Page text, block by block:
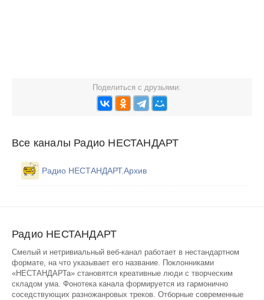
Поделиться с друзьями:
Все каналы Радио НЕСТАНДАРТ
Радио НЕСТАНДАРТ.Архив
Радио НЕСТАНДАРТ
Смелый и нетривиальный веб-канал работает в нестандартном
формате, на что указывает его название. Поклонниками
«НЕСТАНДАРТа» становятся креативные люди с творческим
складом ума. Фонотека канала формируется из гармонично
соседствующих разножанровых треков. Отборные современные